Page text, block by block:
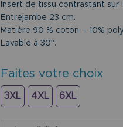
Insert de tissu contrastant sur
Entrejambe 23 cm.
Matière 90 % coton – 10%
Lavable à 30°.
Faites votre choix
3XL 4XL 6XL